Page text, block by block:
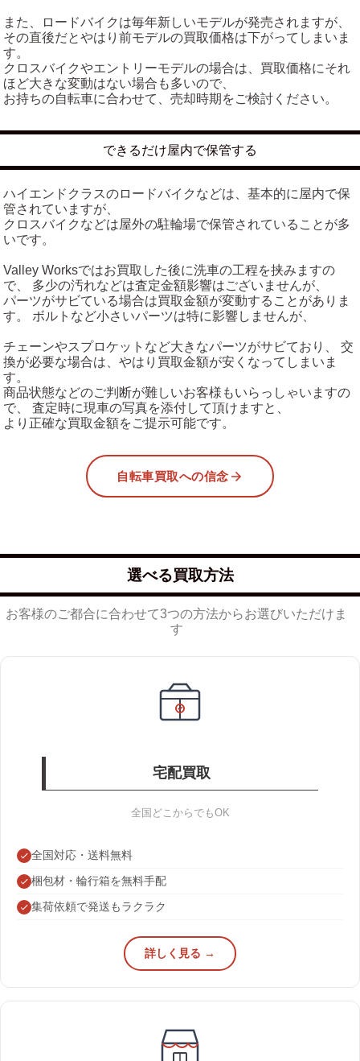
また、ロードバイクは毎年新しいモデルが発売されますが、
その直後だとやはり前モデルの買取価格は下がってしまいま
す。
クロスバイクやエントリーモデルの場合は、買取価格にそれ
ほど大きな変動はない場合も多いので、
お持ちの自転車に合わせて、売却時期をご検討ください。
できるだけ屋内で保管する
ハイエンドクラスのロードバイクなどは、基本的に屋内で保
管されていますが、
クロスバイクなどは屋外の駐輪場で保管されていることが多
いです。
Valley Worksではお買取した後に洗車の工程を挟みますの
で、 多少の汚れなどは査定金額影響はございませんが、
パーツがサビている場合は買取金額が変動することがありま
す。 ボルトなど小さいパーツは特に影響しませんが、
チェーンやスプロケットなど大きなパーツがサビており、 交
換が必要な場合は、やはり買取金額が安くなってしまいま
す。
商品状態などのご判断が難しいお客様もいらっしゃいますの
で、 査定時に現車の写真を添付して頂けますと、
より正確な買取金額をご提示可能です。
自転車買取への信念
選べる買取方法
お客様のご都合に合わせて3つの方法からお選びいただけま
す
宅配買取
全国どこからでもOK
全国対応・送料無料
梱包材・輪行箱を無料手配
集荷依頼で発送もラクラク
詳しく見る →